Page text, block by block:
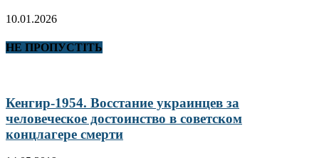
10.01.2026
НЕ ПРОПУСТІТЬ
Кенгир-1954. Восстание украинцев за
человеческое достоинство в советском
концлагере смерти